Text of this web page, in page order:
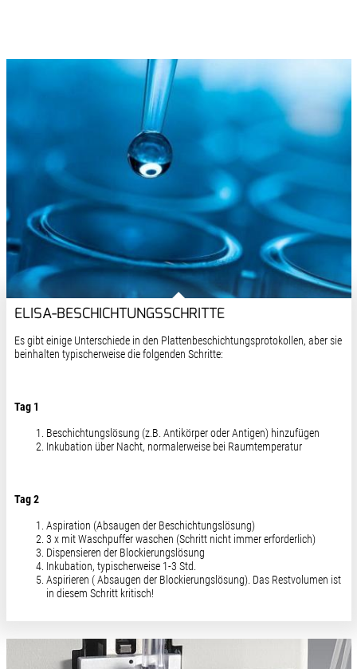
ELISA-BESCHICHTUNGSSCHRITTE
Es gibt einige Unterschiede in den Plattenbeschichtungsprotokollen, aber sie
beinhalten typischerweise die folgenden Schritte:
Tag 1
Beschichtungslösung (z.B. Antikörper oder Antigen) hinzufügen
Inkubation über Nacht, normalerweise bei Raumtemperatur
Tag 2
Aspiration (Absaugen der Beschichtungslösung)
3 x mit Waschpuffer waschen (Schritt nicht immer erforderlich)
Dispensieren der Blockierungslösung
Inkubation, typischerweise 1-3 Std.
Aspirieren ( Absaugen der Blockierungslösung). Das Restvolumen ist
in diesem Schritt kritisch!